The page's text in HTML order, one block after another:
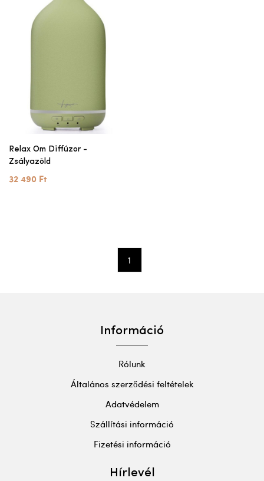
Relax Om Diffúzor -
Zsályazöld
32 490 Ft
1
Információ
Rólunk
Általános szerződési feltételek
Adatvédelem
Szállítási információ
Fizetési információ
Hírlevél